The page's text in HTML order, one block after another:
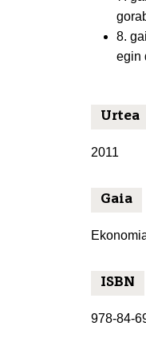
8.
egin
Urtea
2011
Gaia
ISBN
978-84-